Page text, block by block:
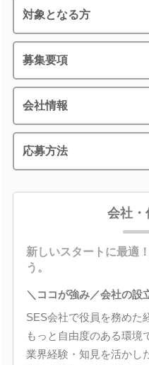
対象となる方
募集要項
会社情報
応募方法
会社・
新しいスタートに最適
う。
＼ココが強み／会社の設
SES会社で役員を務めた
もっと自由度のある環境
業界経験・知見を活かし